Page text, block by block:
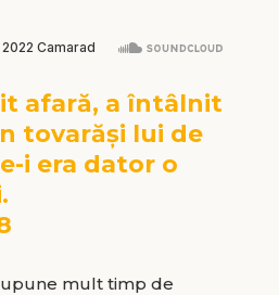
afară, a întâlnit
tovarăși lui de
i era dator o
mult timp de